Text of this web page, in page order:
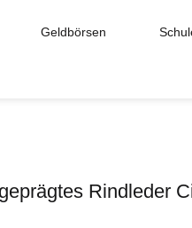
Geldbörsen
Rindleder